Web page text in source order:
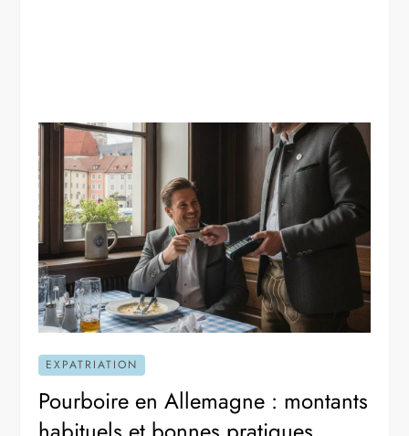
EXPATRIATION
Pourboire en Allemagne : montants